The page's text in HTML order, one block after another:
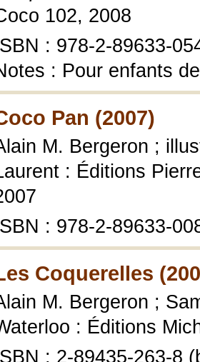
102, 2008
: 978-2-89633-
: Pour enfants
Pan (2007)
M. Bergeron ;
: Éditions
: 978-2-89633-
Coquerelles
M. Bergeron ;
: Éditions
: 2-89435-263-8